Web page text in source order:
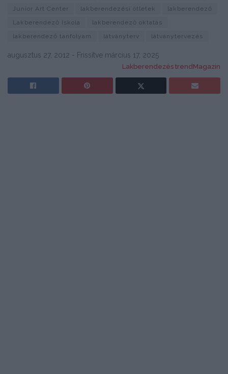
Junior Art Center
lakberendezési ötletek
lakberendező
Lakberendező Iskola
lakberendező oktatás
lakberendező tanfolyam
látványterv látványtervezés
augusztus 27, 2012 - Frissítve március 17, 2025
Lakberendezés trendMagazin